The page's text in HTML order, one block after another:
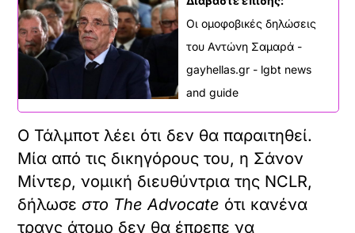
Οι ομοφοβικές δηλώσεις
του Αντώνη Σαμαρά -
gayhellas.gr - lgbt news
and guide
Ο Τάλμποτ λέει ότι δεν θα παραιτηθεί.
Μία από τις δικηγόρους του, η Σάνον
Μίντερ, νομική διευθύντρια της NCLR,
δήλωσε στο The Advocate ότι κανένα
τρανς άτομο δεν θα έπρεπε να